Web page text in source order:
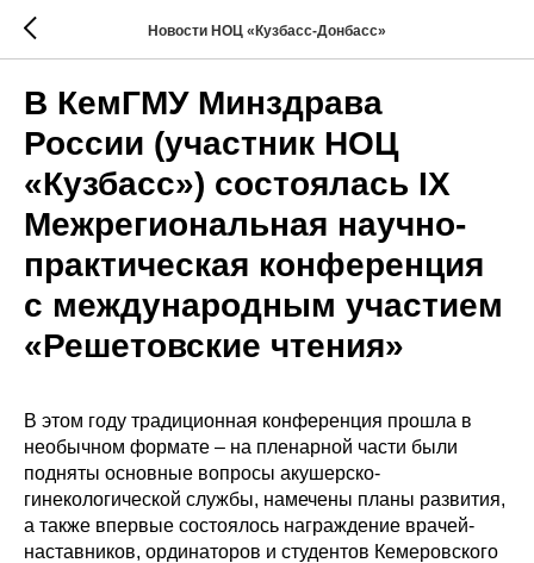
Новости НОЦ «Кузбасс-Донбасс»
В КемГМУ Минздрава
России (участник НОЦ
«Кузбасс») состоялась IX
Межрегиональная научно-
практическая конференция
с международным участием
«Решетовские чтения»
В этом году традиционная конференция прошла в
необычном формате – на пленарной части были
подняты основные вопросы акушерско-
гинекологической службы, намечены планы развития,
а также впервые состоялось награждение врачей-
наставников, ординаторов и студентов Кемеровского